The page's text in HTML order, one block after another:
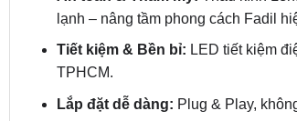
lạnh – nâng tầm phong cách Fadil
Tiết kiệm & Bền bỉ: LED tiết kiệm
TPHCM.
Lắp đặt dễ dàng: Plug & Play,